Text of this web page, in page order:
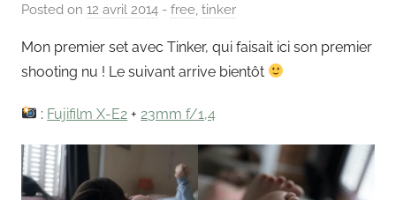
Posted on 12 avril 2014 b
P
a
n
g
u
- free tinker
Mon premier set avec Tinker, qui faisait ici son premier
shooting nu ! Le suivant arrive bientôt
: Fujifilm X-E2 + 23mm f/1,4